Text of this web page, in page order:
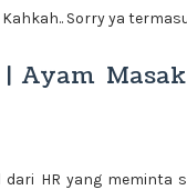
Sorry ya
Ayam
dari HR yang